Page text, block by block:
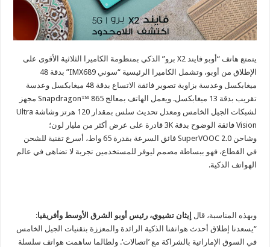
يتمتع هاتف “أوبو فايند X2 برو” الذكي بمنظومة الكاميرا الثلاثية الأقوى على
الإطلاق من أوبو، وتشمل الكاميرا الرئيسية “سوني IMX689” بدقة 48
ميغابكسل وعدسة بزاوية تصوير فائقة الاتساع بدقة 48 ميغابكسل وعدسة
تقريب بدقة 13 ميغابكسل. ويعمل الهاتف بمعالج Snapdragon™ 865 مجهز
لشبكات الجيل الخامس ومعدل تحديث سلس بمقدار 120 هرتز وشاشة Ultra
Vision فائقة الوضوح بدقة 3K قادرة على عرض أكثر من مليار لون؛
وشاحن SuperVOOC 2.0 فائق السرعة بقدرة 65 واط، أسرع تقنية للشحن
في القطاع، فهو ببساطة مصمم ليوفر للمستخدمين تجربة لا تضاهى في عالم
الهواتف الذكية.
وبهذه المناسبة، قالإيثان تشيوي، رئيس أوبو الشرق الأوسط وأفريقيا:
“يسعدنا إطلاق أحدث هواتفنا الذكية الرائدة والمعززة بتقنيات الجيل الخامس
في السوق الإماراتية بالشراكة مع ’اتصالات‘. ولطالما ساهمت هواتف سلسلة